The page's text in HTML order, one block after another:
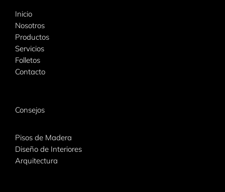
Inicio
Nosotros
Productos
Servicios
Folletos
Contacto
Consejos
Pisos de Madera
Diseño de Interiores
Arquitectura